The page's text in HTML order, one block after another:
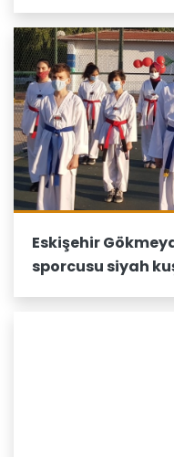
Eskişehir
sporcusu siyah